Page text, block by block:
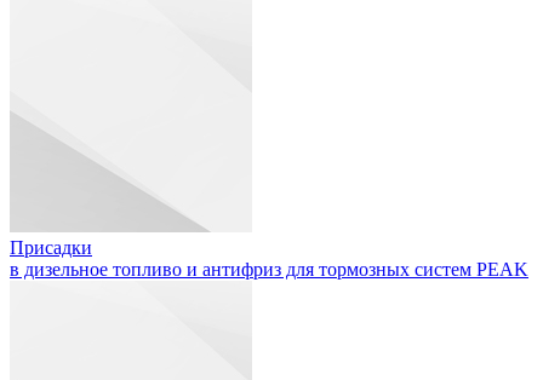
Присадки
в дизельное топливо и антифриз для тормозных систем PEAK